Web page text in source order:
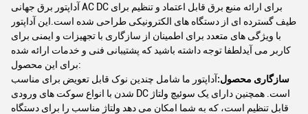
آداپتور برق جهانی AC DC برای ارائه منبع برق قابل اعتماد و تنظیم برای
طیف گسترده ای از دستگاه های الکترونیکی طراحی شده است.این آداپتور
با ویژگی های متعدد برای اطمینان از سازگاری با تجهیزات و ایمنی برای
کاربر می آیدلطفا توجه داشته باشید که پشتیبانی فنی و خدمات ارائه شده
برای این محصول:
سازگاری محصول:آداپتور ما شامل چندین نوک قابل تعویض برای مناسب
شدن با انواع سوکت های ورودی DC است. همچنین دارای یک سوئیچ ولتاژ
قابل تنظیم است، که به شما امکان می دهد ولتاژ مناسب را برای دستگاه